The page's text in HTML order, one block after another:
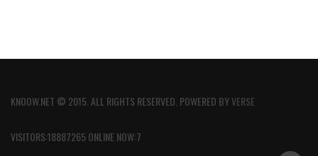
KNOOW.NET © 2015. ALL RIGHTS RESERVED. POWERED BYVERSE
VISITORS:18887265 ONLINE NOW:7